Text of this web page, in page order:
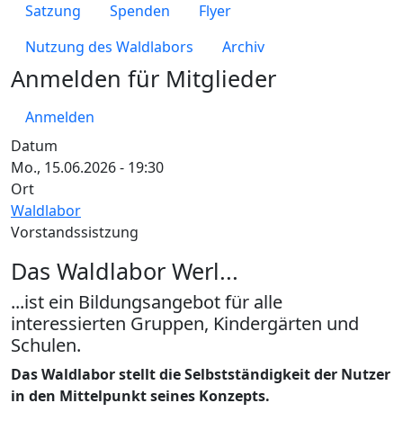
Datum
Mo., 15.06.2026 - 19:30
Ort
Waldlabor
Vorstandssistzung
Satzung Spenden
Flyer
Nutzung des Waldlabors
Archiv
Anmelden für Mitglieder
Anmelden
Das Waldlabor Werl...
...ist ein Bildungsangebot für alle
interessierten Gruppen, Kindergärten und
Schulen.
Das Waldlabor stellt die Selbstständigkeit der Nutzer
in den Mittelpunkt seines Konzepts.